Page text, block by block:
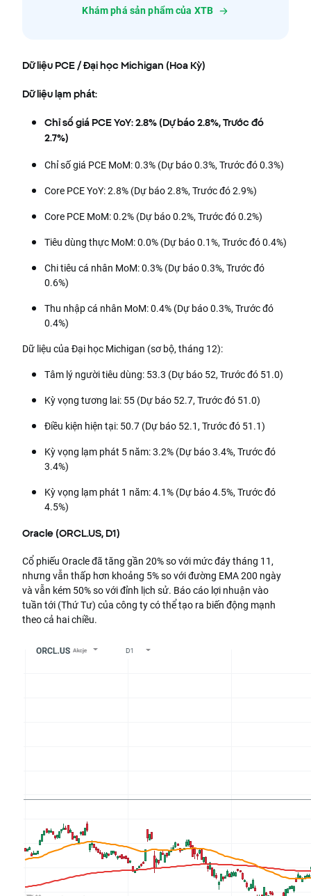
Khám phá sản phẩm của XTB
Dữ liệu PCE / Đại học Michigan (Hoa Kỳ)
Dữ liệu lạm phát:
Chỉ số giá PCE YoY: 2.8% (Dự báo 2.8%, Trước đó
2.7%)
Chỉ số giá PCE MoM: 0.3% (Dự báo 0.3%, Trước đó 0.3%)
Core PCE YoY: 2.8% (Dự báo 2.8%, Trước đó 2.9%)
Core PCE MoM: 0.2% (Dự báo 0.2%, Trước đó 0.2%)
Tiêu dùng thực MoM: 0.0% (Dự báo 0.1%, Trước đó 0.4%)
Chi tiêu cá nhân MoM: 0.3% (Dự báo 0.3%, Trước đó
0.6%)
Thu nhập cá nhân MoM: 0.4% (Dự báo 0.3%, Trước đó
0.4%)
Dữ liệu của Đại học Michigan (sơ bộ, tháng 12):
Tâm lý người tiêu dùng: 53.3 (Dự báo 52, Trước đó 51.0)
Kỳ vọng tương lai: 55 (Dự báo 52.7, Trước đó 51.0)
Điều kiện hiện tại: 50.7 (Dự báo 52.1, Trước đó 51.1)
Kỳ vọng lạm phát 5 năm: 3.2% (Dự báo 3.4%, Trước đó
3.4%)
Kỳ vọng lạm phát 1 năm: 4.1% (Dự báo 4.5%, Trước đó
4.5%)
Oracle (ORCL.US, D1)
Cổ phiếu Oracle đã tăng gần 20% so với mức đáy tháng 11,
nhưng vẫn thấp hơn khoảng 5% so với đường EMA 200 ngày
và vẫn kém 50% so với đỉnh lịch sử. Báo cáo lợi nhuận vào
tuần tới (Thứ Tư) của công ty có thể tạo ra biến động mạnh
theo cả hai chiều.